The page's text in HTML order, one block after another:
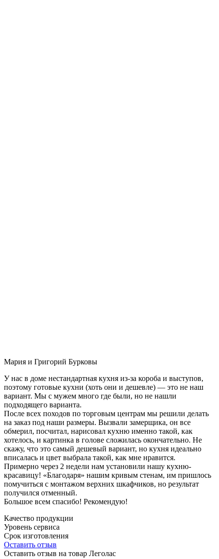
Мария и Григорий Бурковы
У нас в доме нестандартная кухня из-за короба и выступов,
поэтому готовые кухни (хоть они и дешевле) — это не наш
вариант. Мы с мужем много где были, но не нашли
подходящего варианта.
После всех походов по торговым центрам мы решили делать
на заказ под наши размеры. Вызвали замерщика, он все
обмерил, посчитал, нарисовал кухню именно такой, как
хотелось, и картинка в голове сложилась окончательно. Не
скажу, что это самый дешевый вариант, но кухня идеально
вписалась и цвет выбрала такой, как мне нравится.
Примерно через 2 недели нам установили нашу кухню-
красавицу! «Благодаря» нашим кривым стенам, им пришлось
помучиться с монтажом верхних шкафчиков, но результат
получился отменный.
Большое всем спасибо! Рекомендую!
Качество продукции
Уровень сервиса
Срок изготовления
Оставить отзыв
Оставить отзыв на товар Леголас